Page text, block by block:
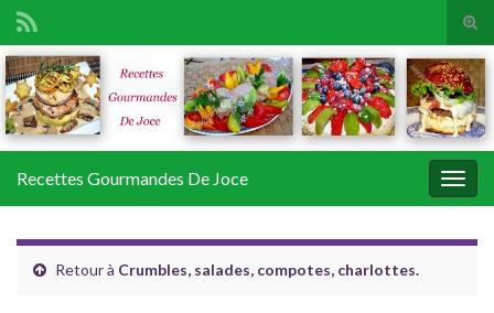
Search for:
Recettes Gourmandes De Joce
Retour à Crumbles, salades, compotes, charlottes.